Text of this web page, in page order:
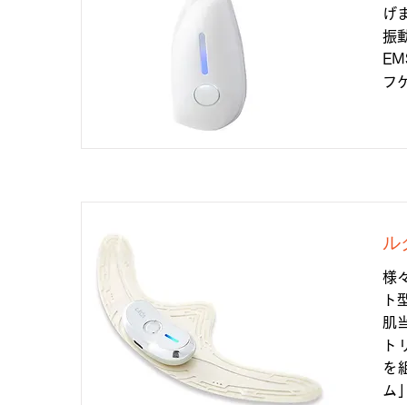
げ
振
フ
ル
様
ト
肌
ト
を
ム